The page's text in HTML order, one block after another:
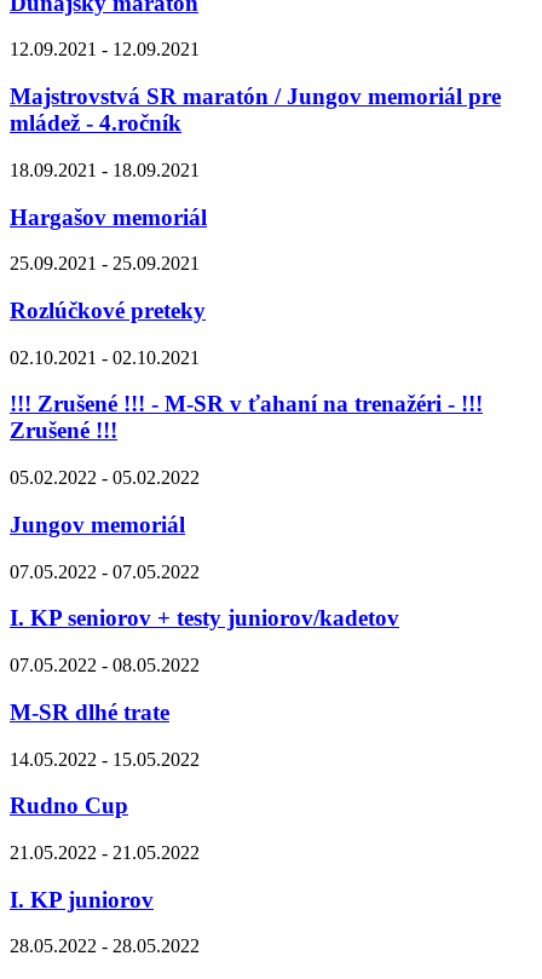
12.09.2021 - 12.09.2021
Majstrovstvá SR maratón / Jungov memoriál pre
mládež - 4.ročník
18.09.2021 - 18.09.2021
Hargašov memoriál
25.09.2021 - 25.09.2021
Rozlúčkové preteky
02.10.2021 - 02.10.2021
!!! Zrušené !!! - M-SR v ťahaní na trenažéri - !!!
Zrušené !!!
05.02.2022 - 05.02.2022
Jungov memoriál
07.05.2022 - 07.05.2022
I. KP seniorov + testy juniorov/kadetov
07.05.2022 - 08.05.2022
M-SR dlhé trate
14.05.2022 - 15.05.2022
Rudno Cup
21.05.2022 - 21.05.2022
I. KP juniorov
28.05.2022 - 28.05.2022